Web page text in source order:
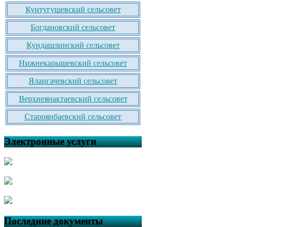
Кунтугушевский сельсовет
Богдановский сельсовет
Кундашлинский сельсовет
Нижнекарышевский сельсовет
Ялангачевский сельсовет
Верхнеянактаевский сельсовет
Староянбаевский сельсовет
Электронные услуги
Последние документы